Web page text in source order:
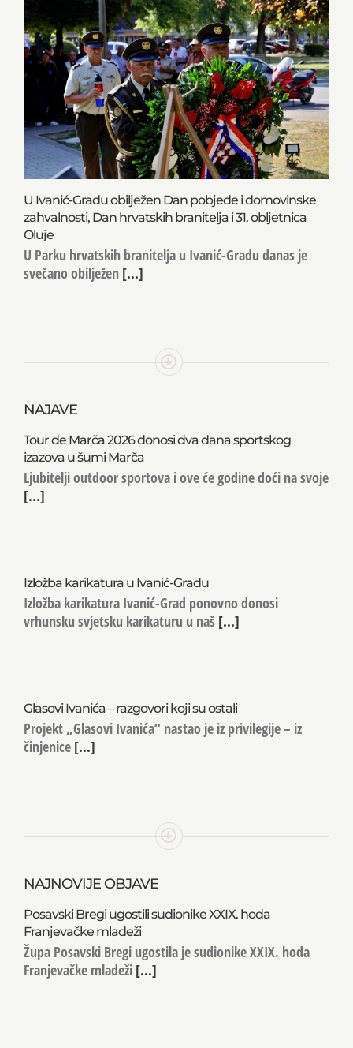
U Ivanić-Gradu obilježen Dan pobjede i domovinske
zahvalnosti, Dan hrvatskih branitelja i 31. obljetnica
Oluje
U Parku hrvatskih branitelja u Ivanić-Gradu danas je
svečano obilježen [...]
NAJAVE
Tour de Marča 2026 donosi dva dana sportskog
izazova u šumi Marča
Ljubitelji outdoor sportova i ove će godine doći na svoje
[...]
Izložba karikatura u Ivanić-Gradu
Izložba karikatura Ivanić-Grad ponovno donosi
vrhunsku svjetsku karikaturu u naš [...]
Glasovi Ivanića – razgovori koji su ostali
Projekt „Glasovi Ivanića“ nastao je iz privilegije – iz
činjenice [...]
NAJNOVIJE OBJAVE
Posavski Bregi ugostili sudionike XXIX. hoda
Franjevačke mladeži
Župa Posavski Bregi ugostila je sudionike XXIX. hoda
Franjevačke mladeži [...]